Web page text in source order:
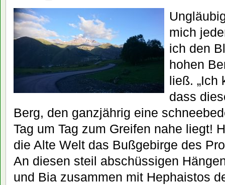
mich
ich den
hohen
ließ. „Ich
dass
Berg, den ganzjährig eine
Tag um Tag zum Greifen nahe liegt!
die Alte Welt das Bußgebirge des
An diesen steil abschüssigen
und Bia zusammen mit Hephaistos